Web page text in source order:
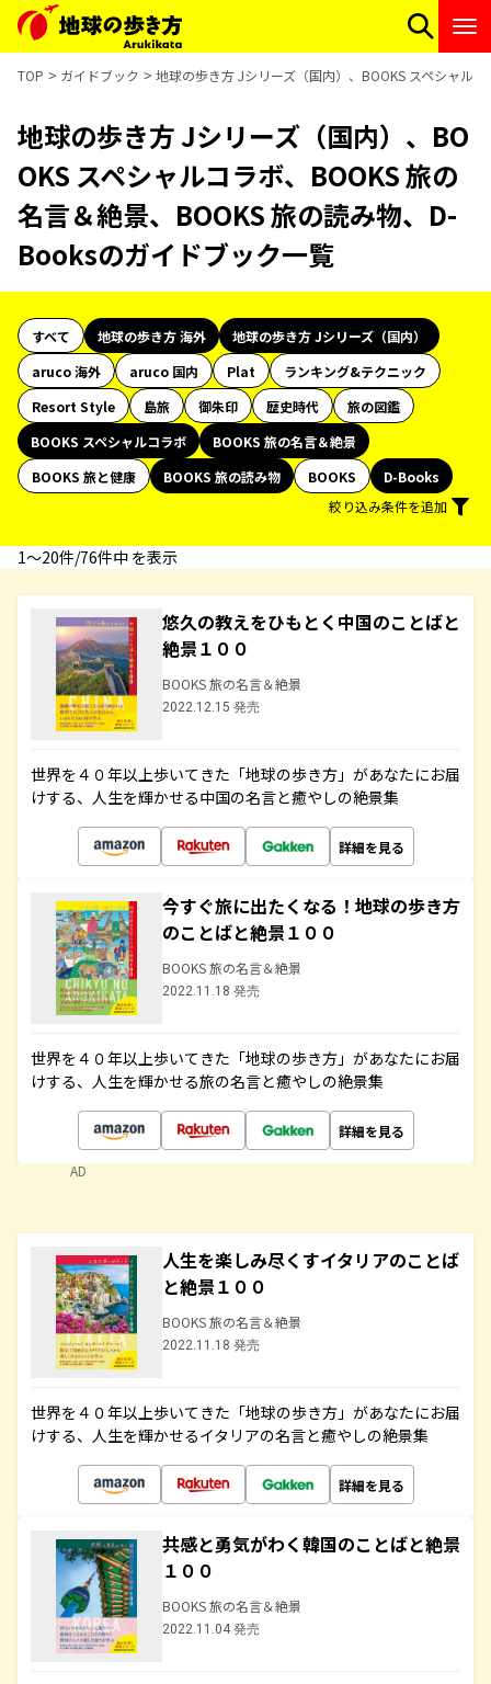
TOP ガイドブック 地球の歩き方 Jシリーズ（国内）、BOOKS スペシャル
地球の歩き方 Jシリーズ（国内）、BO
OKS スペシャルコラボ、BOOKS 旅の
名言＆絶景、BOOKS 旅の読み物、D-
Booksのガイドブック一覧
すべて 地球の歩き方 海外
地球の歩き方 Jシリーズ（国内）
aruco 海外
aruco 国内 Plat
ランキング&テクニック
Resort Style
島旅 御朱印 歴史時代
旅の図鑑
BOOKS スペシャルコラボ
BOOKS 旅の名言＆絶景
BOOKS 旅と健康
BOOKS 旅の読み物 BOOKS
D-Books
絞り込み条件を追加
1〜20件/76件中 を表示
悠久の教えをひもとく中国のことばと
絶景１００
BOOKS 旅の名言＆絶景
2022.12.15 発売
世界を４０年以上歩いてきた「地球の歩き方」があなたにお届
けする、人生を輝かせる中国の名言と癒やしの絶景集
詳細を見る
今すぐ旅に出たくなる！地球の歩き方
のことばと絶景１００
BOOKS 旅の名言＆絶景
2022.11.18 発売
世界を４０年以上歩いてきた「地球の歩き方」があなたにお届
けする、人生を輝かせる旅の名言と癒やしの絶景集
詳細を見る
AD
人生を楽しみ尽くすイタリアのことば
と絶景１００
BOOKS 旅の名言＆絶景
2022.11.18 発売
世界を４０年以上歩いてきた「地球の歩き方」があなたにお届
けする、人生を輝かせるイタリアの名言と癒やしの絶景集
詳細を見る
共感と勇気がわく韓国のことばと絶景
１００
BOOKS 旅の名言＆絶景
2022.11.04 発売